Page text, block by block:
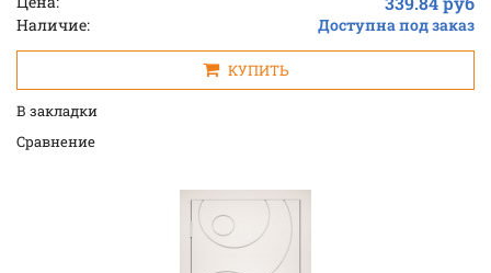
Наличие: Доступна под заказ
КУПИТЬ
В закладки
Cравнение